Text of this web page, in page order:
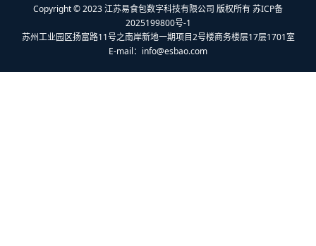
Copyright © 2023 江苏易食包数字科技有限公司 版权所有 苏ICP备
2025199800号-1
苏州工业园区扬富路11号之南岸新地一期项目2号楼商务楼层17层1701室
E-mail： info@esbao.com